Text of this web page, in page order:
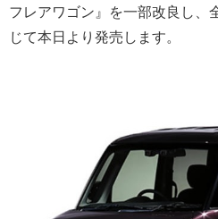
フレアワゴン』を一部改良し、
じて本日より発売します。